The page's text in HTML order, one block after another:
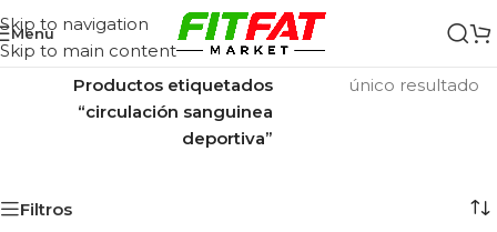
Skip to navigation
Skip to main content
Menu
Inicio/
Productos etiquetados
“circulación sanguinea
deportiva”
único resultado
Filtros